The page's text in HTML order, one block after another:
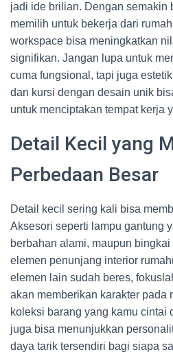
jadi ide brilian. Dengan semakin
memilih untuk bekerja dari
workspace bisa meningkatkan
signifikan. Jangan lupa untuk
cuma fungsional, tapi juga
dan kursi dengan desain unik
untuk menciptakan tempat kerja
Detail Kecil yang
Perbedaan Besar
Detail kecil sering kali bisa
Aksesori seperti lampu gantung
berbahan alami, maupun
elemen penunjang interior
elemen lain sudah beres,
akan memberikan karakter pada
koleksi barang yang kamu cintai
juga bisa menunjukkan
daya tarik tersendiri bagi siapa